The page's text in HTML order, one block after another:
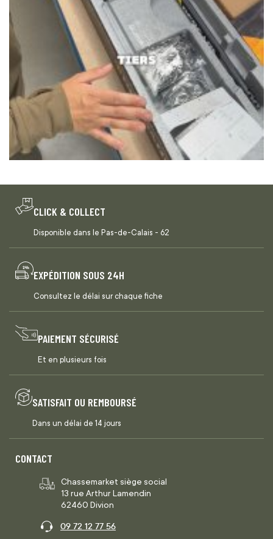
CLICK & COLLECT
Disponible dans le Pas-de-Calais - 62
EXPÉDITION SOUS 24H
Consultez le délai sur chaque fiche
PAIEMENT SÉCURISÉ
Et en plusieurs fois
SATISFAIT OU REMBOURSÉ
Dans un délai de 14 jours
CONTACT
Chassemarket siège social
13 rue Arthur Lamendin
62460 Divion
09 72 12 77 56